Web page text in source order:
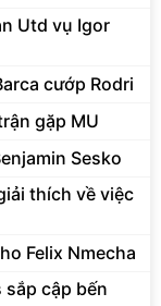
Utd vụ Igor
cướp Rodri
gặp MU
Sesko
thích về việc
Felix Nmecha
sắp cập bến